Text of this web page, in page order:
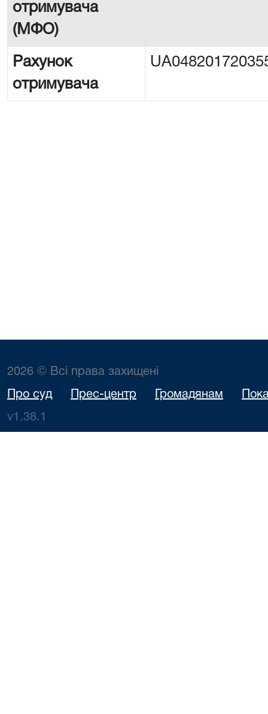
отримувача
(МФО)
Рахунок
отримувача
2026 © Всі права захищені
Про суд Прес-центр Громадянам
v1.38.1